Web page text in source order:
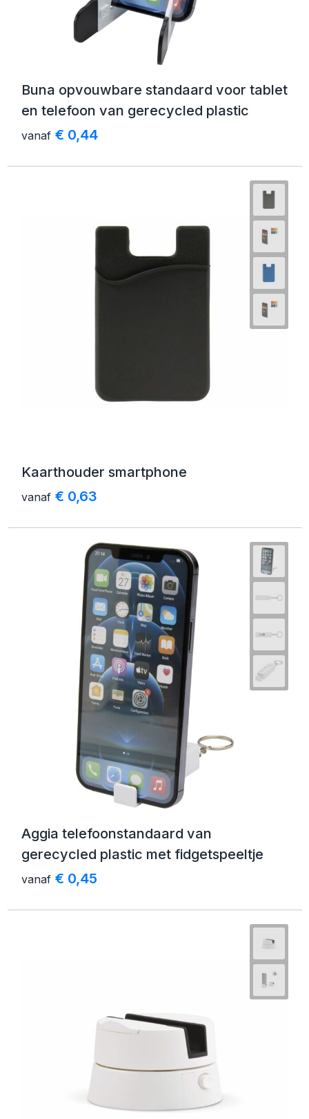
Buna opvouwbare standaard voor tablet
en telefoon van gerecycled plastic
vanaf € 0,44
Kaarthouder smartphone
vanaf € 0,63
Aggia telefoonstandaard van
gerecycled plastic met fidgetspeeltje
vanaf € 0,45